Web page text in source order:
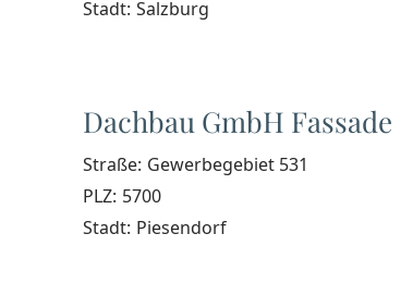
Stadt: Salzburg
Dachbau GmbH Fassade
Straße: Gewerbegebiet 531
PLZ: 5700
Stadt: Piesendorf